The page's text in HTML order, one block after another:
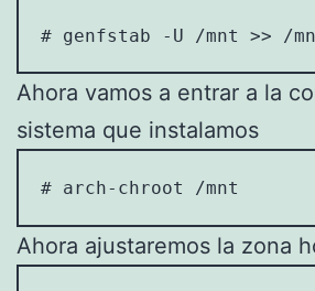
# genfstab -U /mnt >> /
Ahora vamos a entrar a la
sistema que instalamos
# arch-chroot /mnt
Ahora ajustaremos la zona